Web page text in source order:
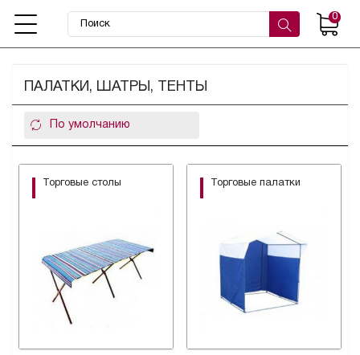
0
ПАЛАТКИ, ШАТРЫ, ТЕНТЫ
Торговые столы Торговые палатки